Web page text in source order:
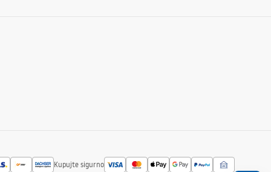
Kupujte sigurno